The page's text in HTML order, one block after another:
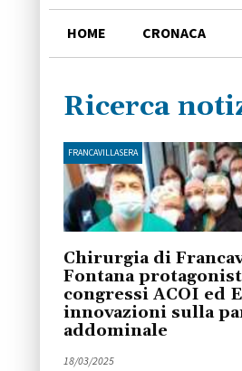
HOME CRONACA
Ricerca
FRANCAVILLASERA
Chirurgia di
Fontana
congressi ACOI ed
innovazioni sulla
addominale
18/03/2025